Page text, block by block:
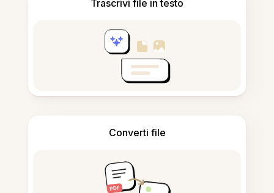
Trascrivi file in testo
Converti file